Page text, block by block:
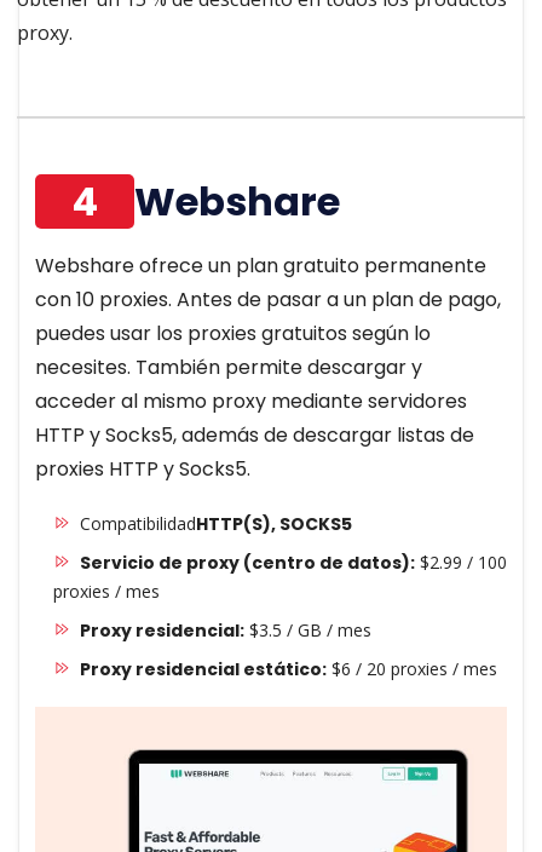
proxy.
4 Webshare
Webshare ofrece un plan gratuito permanente
con 10 proxies. Antes de pasar a un plan de pago,
puedes usar los proxies gratuitos según lo
necesites. También permite descargar y
acceder al mismo proxy mediante servidores
HTTP y Socks5, además de descargar listas de
proxies HTTP y Socks5.
CompatibilidadHTTP(S), SOCKS5
Servicio de proxy (centro de datos):$2.99 / 100
proxies / mes
Proxy residencial:$3.5 / GB / mes
Proxy residencial estático:$6 / 20 proxies / mes